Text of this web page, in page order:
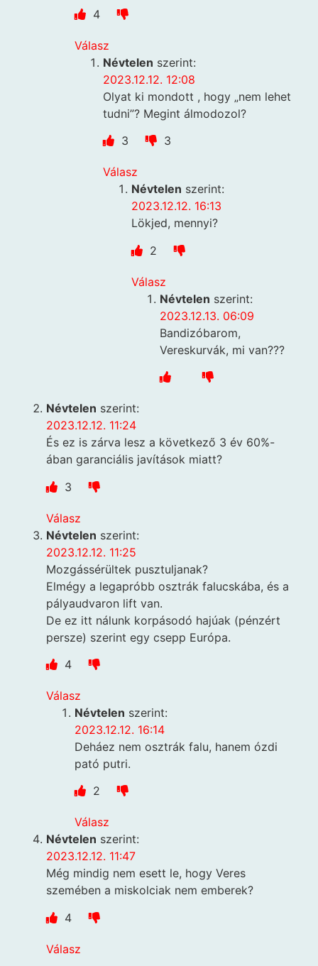
4
Válasz
Névtelen szerint:
2023.12.12. 12:08
Olyat ki mondott , hogy „nem lehet
tudni”? Megint álmodozol?
3
3
Válasz
Névtelen szerint:
2023.12.12. 16:13
Lökjed, mennyi?
2
Válasz
Névtelen szerint:
2023.12.13. 06:09
Bandizóbarom,
Vereskurvák, mi van???
Névtelen szerint:
2023.12.12. 11:24
És ez is zárva lesz a következő 3 év 60%-
ában garanciális javítások miatt?
3
Válasz
Névtelen szerint:
2023.12.12. 11:25
Mozgássérültek pusztuljanak?
Elmégy a legapróbb osztrák falucskába, és a
pályaudvaron lift van.
De ez itt nálunk korpásodó hajúak (pénzért
persze) szerint egy csepp Európa.
4
Válasz
Névtelen szerint:
2023.12.12. 16:14
Deháez nem osztrák falu, hanem ózdi
pató putri.
2
Válasz
Névtelen szerint:
2023.12.12. 11:47
Még mindig nem esett le, hogy Veres
szemében a miskolciak nem emberek?
4
Válasz